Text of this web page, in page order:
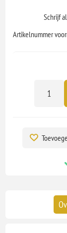
Schrijf
Artikelnummer